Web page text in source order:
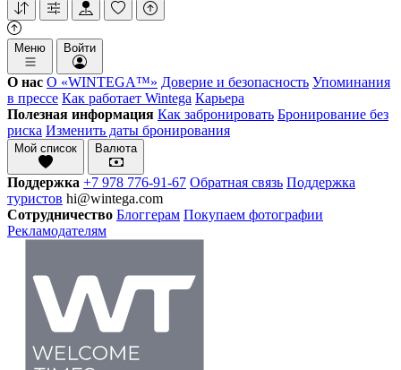
Меню Войти
О нас О «WINTEGA™» Доверие и безопасность Упоминания
в прессе Как работает Wintega Карьера
Полезная информация Как забронировать Бронирование без
риска Изменить даты бронирования
Мой список Валюта
Поддержка +7 978 776-91-67 Обратная связь Поддержка
туристов hi@wintega.com
Сотрудничество Блоггерам Покупаем фотографии
Рекламодателям